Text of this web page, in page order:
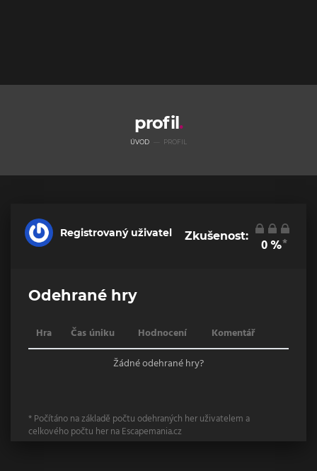
profil
ÚVOD PROFIL
Registrovaný uživatel Zkušenost:
0%*
Odehrané hry
Hra Čas úniku Hodnocení
Komentář
Žádné odehrané hry?
* Počítáno na základě počtu odehraných her uživatelem a
celkového počtu her na Escapemania.cz